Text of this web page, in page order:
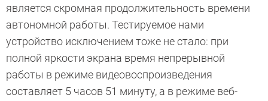
является скромная продолжительность времени
автономной работы. Тестируемое нами
устройство исключением тоже не стало: при
полной яркости экрана время непрерывной
работы в режиме видеовоспроизведения
составляет 5 часов 51 минуту, а в режиме веб-